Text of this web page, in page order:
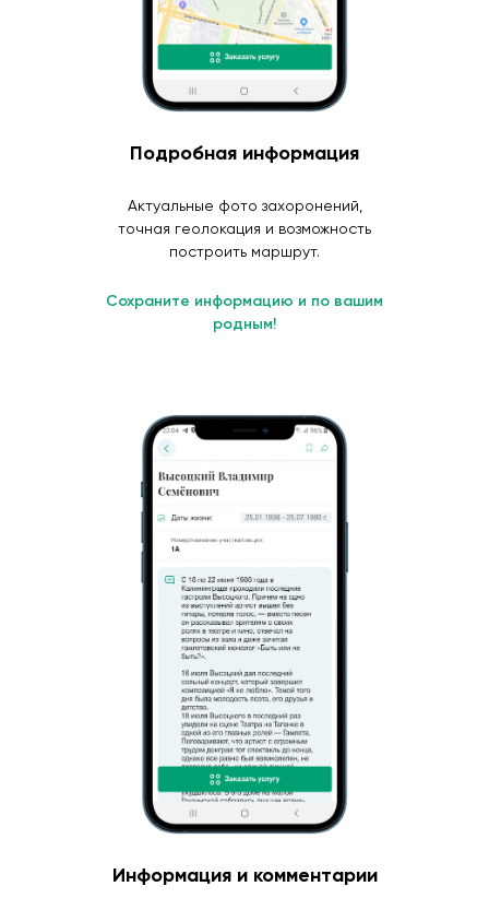
Подробная информация
Актуальные фото захоронений,
точная геолокация и возможность
построить маршрут.
Сохраните информацию и по вашим
родным!
Информация и комментарии